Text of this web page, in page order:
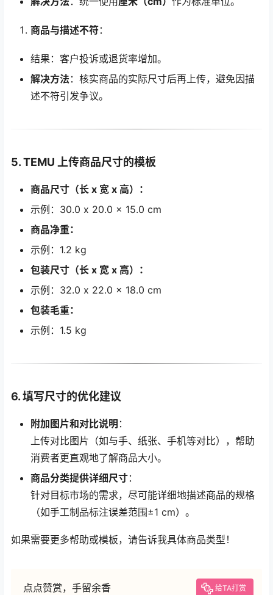
商品与描述不符：
结果：客户投诉或退货率增加。
解决方法 ：核实商品的实际尺寸后再上传，避免因描
述不符引发争议。
5. TEMU 上传商品尺寸的模板
商品尺寸（长 x 宽 x 高）：
示例：30.0 x 20.0 x 15.0 cm
商品净重：
示例：1.2 kg
包装尺寸（长 x 宽 x 高）：
示例：32.0 x 22.0 x 18.0 cm
包装毛重：
示例：1.5 kg
6. 填写尺寸的优化建议
附加图片和对比说明 ：
上传对比图片（如与手、纸张、手机等对比），帮助
消费者更直观地了解商品大小。
商品分类提供详细尺寸：
针对目标市场的需求，尽可能详细地描述商品的规格
（如手工制品标注误差范围±1 cm）。
如果需要更多帮助或模板，请告诉我具体商品类型！
点点赞赏，手留余香 给TA打赏